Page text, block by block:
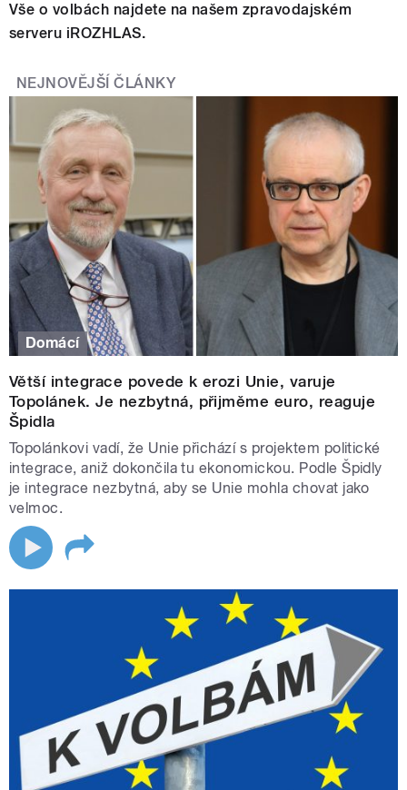
Vše o volbách najdete na našem zpravodajském
serveru iROZHLAS.
NEJNOVĚJŠÍ ČLÁNKY
Domácí
Větší integrace povede k erozi Unie, varuje
Topolánek. Je nezbytná, přijměme euro, reaguje
Špidla
Topolánkovi vadí, že Unie přichází s projektem politické
integrace, aniž dokončila tu ekonomickou. Podle Špidly
je integrace nezbytná, aby se Unie mohla chovat jako
velmoc.